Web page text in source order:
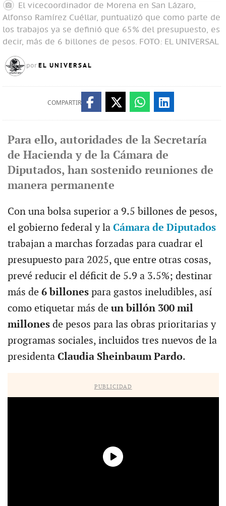
El vicecoordinador de Morena en San Lázaro,
Alfonso Ramírez Cuéllar, puntualizó que como parte de
los trabajos ya se definió que 65% del presupuesto, es
decir, más de 6 billones de pesos. FOTO: EL UNIVERSAL
por EL UNIVERSAL
COMPARTIR
Para ello, autoridades de la Secretaría
de Hacienda y de la Cámara de
Diputados, han sostenido reuniones de
manera permanente
Con una bolsa superior a 9.5 billones de pesos,
el gobierno federal y la Cámara de Diputados
trabajan a marchas forzadas para cuadrar el
presupuesto para 2025, que entre otras cosas,
prevé reducir el déficit de 5.9 a 3.5%; destinar
más de6 billonespara gastos ineludibles, así
como etiquetar más de un billón 300 mil
millonesde pesos para las obras prioritarias y
programas sociales, incluidos tres nuevos de la
presidenta Claudia Sheinbaum Pardo.
PUBLICIDAD